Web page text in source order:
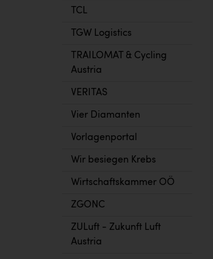
TCL
TGW Logistics
TRAILOMAT & Cycling
Austria
VERITAS
Vier Diamanten
Vorlagenportal
Wir besiegen Krebs
Wirtschaftskammer OÖ
ZGONC
ZULuft - Zukunft Luft
Austria